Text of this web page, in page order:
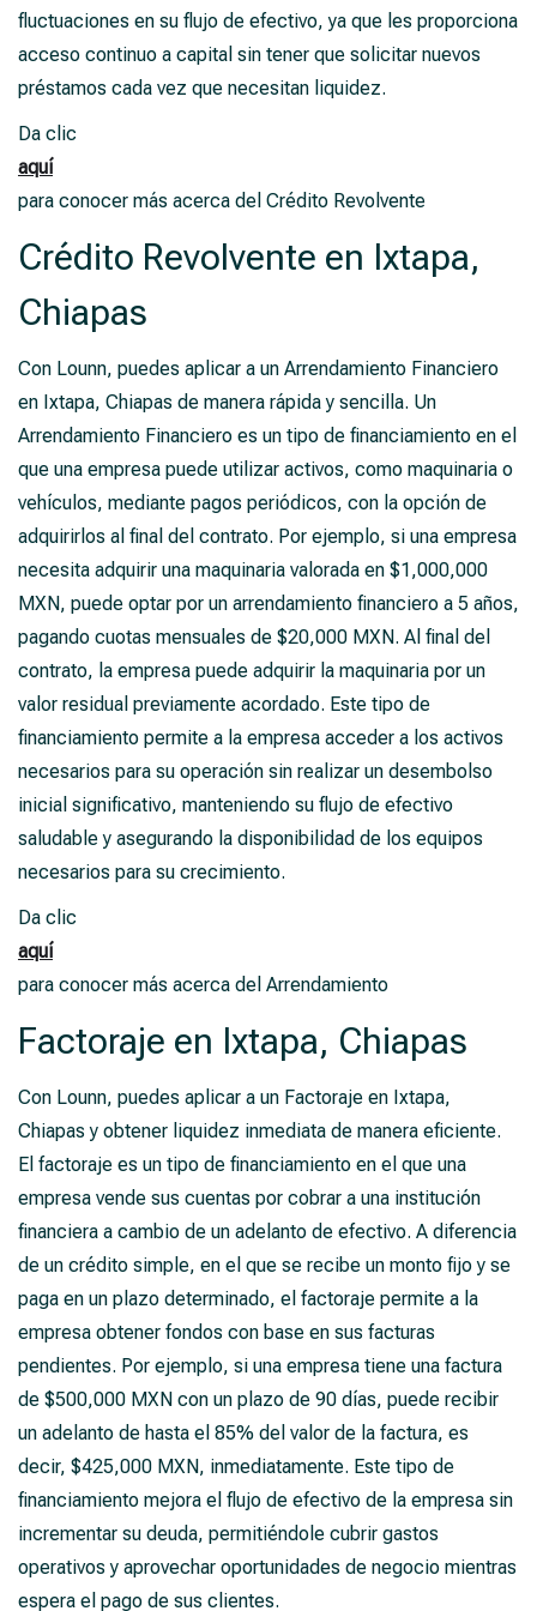
fluctuaciones en su flujo de efectivo, ya que les proporciona
acceso continuo a capital sin tener que solicitar nuevos
préstamos cada vez que necesitan liquidez.
Da clic
aquí
para conocer más acerca del Crédito Revolvente
Crédito Revolvente en Ixtapa,
Chiapas
Con Lounn, puedes aplicar a un Arrendamiento Financiero
en Ixtapa, Chiapas de manera rápida y sencilla. Un
Arrendamiento Financiero es un tipo de financiamiento en el
que una empresa puede utilizar activos, como maquinaria o
vehículos, mediante pagos periódicos, con la opción de
adquirirlos al final del contrato. Por ejemplo, si una empresa
necesita adquirir una maquinaria valorada en $1,000,000
MXN, puede optar por un arrendamiento financiero a 5 años,
pagando cuotas mensuales de $20,000 MXN. Al final del
contrato, la empresa puede adquirir la maquinaria por un
valor residual previamente acordado. Este tipo de
financiamiento permite a la empresa acceder a los activos
necesarios para su operación sin realizar un desembolso
inicial significativo, manteniendo su flujo de efectivo
saludable y asegurando la disponibilidad de los equipos
necesarios para su crecimiento.
Da clic
aquí
para conocer más acerca del Arrendamiento
Factoraje en Ixtapa, Chiapas
Con Lounn, puedes aplicar a un Factoraje en Ixtapa,
Chiapas y obtener liquidez inmediata de manera eficiente.
El factoraje es un tipo de financiamiento en el que una
empresa vende sus cuentas por cobrar a una institución
financiera a cambio de un adelanto de efectivo. A diferencia
de un crédito simple, en el que se recibe un monto fijo y se
paga en un plazo determinado, el factoraje permite a la
empresa obtener fondos con base en sus facturas
pendientes. Por ejemplo, si una empresa tiene una factura
de $500,000 MXN con un plazo de 90 días, puede recibir
un adelanto de hasta el 85% del valor de la factura, es
decir, $425,000 MXN, inmediatamente. Este tipo de
financiamiento mejora el flujo de efectivo de la empresa sin
incrementar su deuda, permitiéndole cubrir gastos
operativos y aprovechar oportunidades de negocio mientras
espera el pago de sus clientes.